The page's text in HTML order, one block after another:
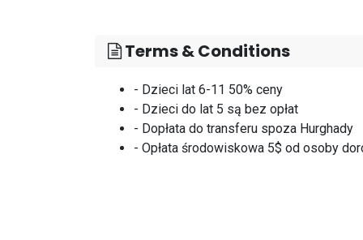
Terms & Conditions
- Dzieci lat 6-11 50% ceny
- Dzieci do lat 5 są bez opłat
- Dopłata do transferu spoza Hurghady
- Opłata środowiskowa 5$ od osoby